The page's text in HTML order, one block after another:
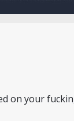
on your